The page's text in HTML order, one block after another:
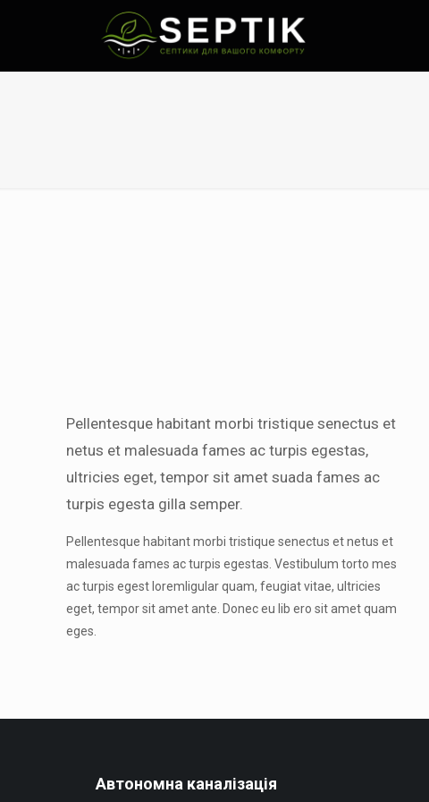
Pellentesque habitant morbi tristique senectus et
netus et malesuada fames ac turpis egestas,
ultricies eget, tempor sit amet suada fames ac
turpis egesta gilla semper.
Pellentesque habitant morbi tristique senectus et netus et
malesuada fames ac turpis egestas. Vestibulum torto mes
ac turpis egest loremligular quam, feugiat vitae, ultricies
eget, tempor sit amet ante. Donec eu lib ero sit amet quam
eges.
Автономна каналізація